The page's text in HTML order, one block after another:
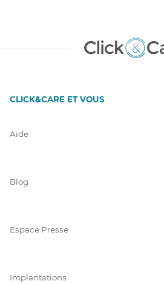
CLICK&CARE ET VOUS
Aide
Blog
Espace Presse
Implantations